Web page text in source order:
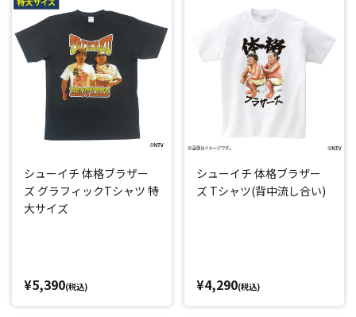
シューイチ 体格ブラザー
ズ グラフィックTシャツ 特
大サイズ
¥5,390(税込)
シューイチ 体格ブラザー
ズ Tシャツ(背中流し合い)
¥4,290(税込)